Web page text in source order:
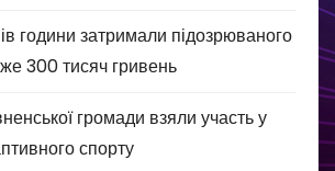
години затримали підозрюваного
300 тисяч гривень
громади взяли участь у
спорту